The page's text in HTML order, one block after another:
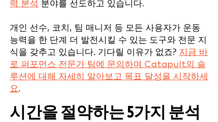
력 분석 분야를 선도하고 있습니다.
개인 선수, 코치, 팀 매니저 등 모든 사용자가 운동
능력을 한 단계 더 발전시킬 수 있는 도구와 전문 지
식을 갖추고 있습니다. 기다릴 이유가 없죠? 지금 바
로 퍼포먼스 전문가 팀에 문의하여 Catapult의 솔
루션에 대해 자세히 알아보고 목표 달성을 시작하세
요.
시간을 절약하는 5가지 분석